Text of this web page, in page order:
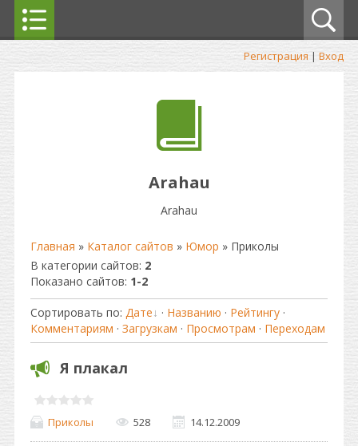
Регистрация | Вход
Arahau
Arahau
Главная » Каталог сайтов » Юмор » Приколы
В категории сайтов: 2
Показано сайтов: 1-2
Сортировать по: Дате · Названию · Рейтингу ·
Комментариям · Загрузкам · Просмотрам · Переходам
Я плакал
Приколы 528 14.12.2009